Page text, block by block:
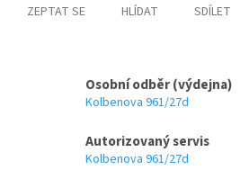
ZEPTAT SE HLÍDAT SDÍLET
Osobní odběr (výdejna)
Kolbenova 961/27d
Autorizovaný servis
Kolbenova 961/27d